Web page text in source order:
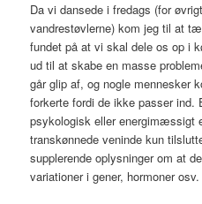
Da vi dansede i fredags (for
vandrestøvlerne) kom jeg til at
fundet på at vi skal dele os op i
ud til at skabe en masse
går glip af, og nogle mennesker
forkerte fordi de ikke passer ind.
psykologisk eller energimæssigt
transkønnede veninde kun
supplerende oplysninger om at
variationer i gener, hormoner osv.